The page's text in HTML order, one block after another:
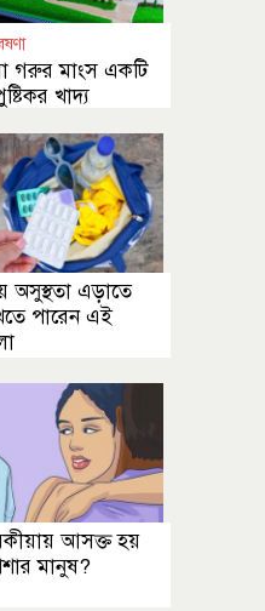
গরুর মাংস একটি
খাদ্য
অসুস্থতা এড়াতে
পারেন এই
আসক্ত হয়
মানুষ?